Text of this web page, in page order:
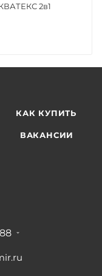
2в1
КАК КУПИТЬ
ВАКАНСИИ